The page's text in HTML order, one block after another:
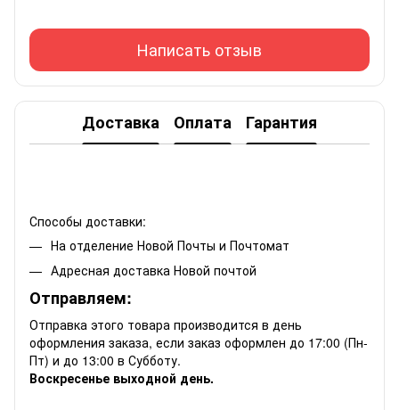
Написать отзыв
Доставка Оплата Гарантия
Способы доставки:
На отделение Новой Почты и Почтомат
Адресная доставка Новой почтой
Отправляем:
Отправка этого товара производится в день
оформления заказа, если заказ оформлен до 17:00 (Пн-
Пт) и до 13:00 в Субботу.
Воскресенье выходной день.